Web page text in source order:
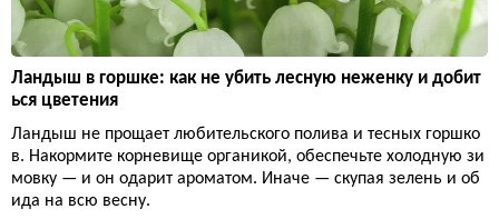
Ландыш в горшке: как не убить лесную неженку и добит
ься цветения
Ландыш не прощает любительского полива и тесных горшко
в. Накормите корневище органикой, обеспечьте холодную зи
мовку — и он одарит ароматом. Иначе — скупая зелень и об
ида на всю весну.